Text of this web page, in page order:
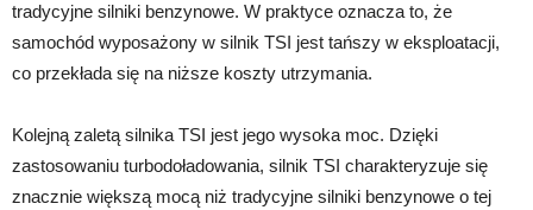
tradycyjne silniki benzynowe. W praktyce oznacza to, że
samochód wyposażony w silnik TSI jest tańszy w eksploatacji,
co przekłada się na niższe koszty utrzymania.
Kolejną zaletą silnika TSI jest jego wysoka moc. Dzięki
zastosowaniu turbodoładowania, silnik TSI charakteryzuje się
znacznie większą mocą niż tradycyjne silniki benzynowe o tej